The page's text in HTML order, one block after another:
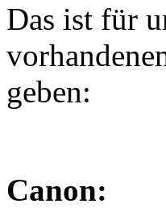
Das ist für
geben:
Canon: